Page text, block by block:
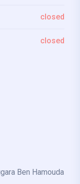
closed
closed
Ben Hamouda